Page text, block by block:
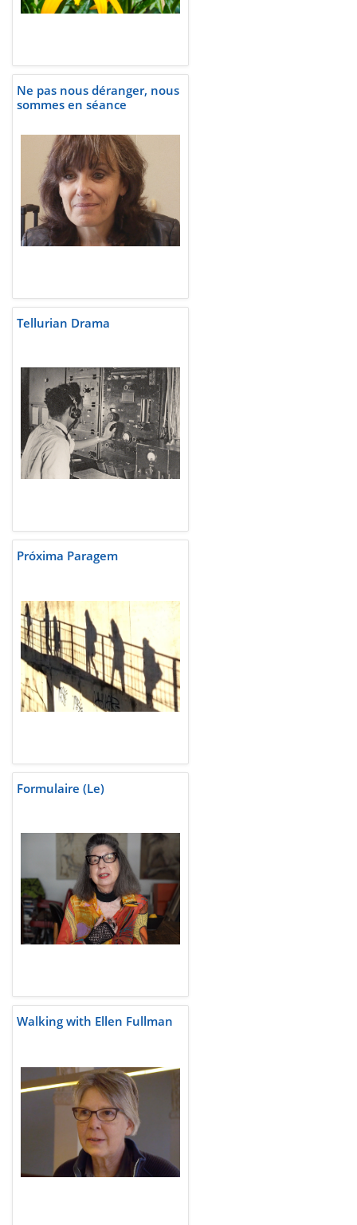
Ne pas nous déranger, nous
sommes en séance
Tellurian Drama
Próxima Paragem
Formulaire (Le)
Walking with Ellen Fullman